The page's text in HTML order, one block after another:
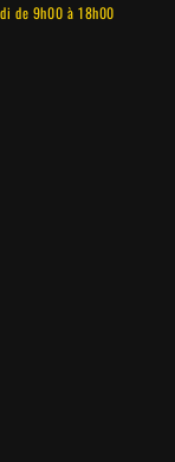
de 9h00 à 18h00